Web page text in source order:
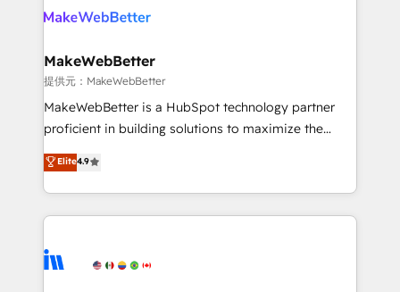
clients gain a unique advantage in CRM architecture,
market execution. Why B2B Businesses Choose RP: -
Secure: Soc2 compliant 🛡️ - Pricing: Implementations
starting at $1,5k 💵 - Speed: Launch in 14 days ⚡ -
Global: 75+ RPers across five continents 🌐 - Scale:
HubSpot Partner 🪴 - Sales Hub: More
implementations than any other Partner 💻 -
agency for an Ops problem. Don't hire a technical
agency for a growth problem. Hire a partner built to
MakeWebBetter
提供元：MakeWebBetter
MakeWebBetter is a HubSpot technology partner
proficient in building solutions to maximize the
operational efficiency of HubSpot. The fastest-
growing tech-enabler & facilitator, MakeWebBetter,
hands you the blend of HubSpot expertise &
eminent solutions & integrations. Trust us to
Elite Partners with 10+ years of HubSpot experience
Elite4.9